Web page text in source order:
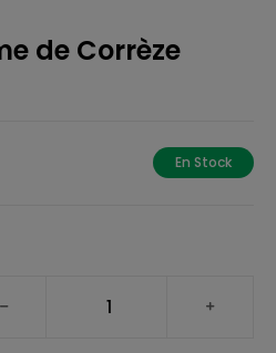
de Corrèze
En Stock